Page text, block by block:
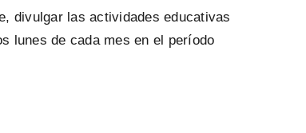
divulgar las actividades educativas
lunes de cada mes en el período